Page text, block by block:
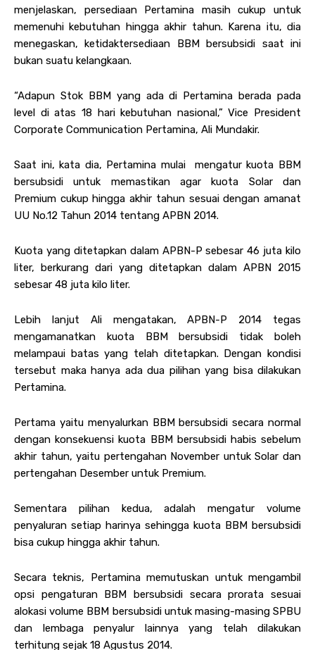
menjelaskan, persediaan Pertamina masih cukup untuk
memenuhi kebutuhan hingga akhir tahun. Karena itu, dia
menegaskan, ketidaktersediaan BBM bersubsidi saat ini
bukan suatu kelangkaan.
“Adapun Stok BBM yang ada di Pertamina berada pada
level di atas 18 hari kebutuhan nasional,” Vice President
Corporate Communication Pertamina, Ali Mundakir.
Saat ini, kata dia, Pertamina mulai mengatur kuota BBM
bersubsidi untuk memastikan agar kuota Solar dan
Premium cukup hingga akhir tahun sesuai dengan amanat
UU No.12 Tahun 2014 tentang APBN 2014.
Kuota yang ditetapkan dalam APBN-P sebesar 46 juta kilo
liter, berkurang dari yang ditetapkan dalam APBN 2015
sebesar 48 juta kilo liter.
Lebih lanjut Ali mengatakan, APBN-P 2014 tegas
mengamanatkan kuota BBM bersubsidi tidak boleh
melampaui batas yang telah ditetapkan. Dengan kondisi
tersebut maka hanya ada dua pilihan yang bisa dilakukan
Pertamina.
Pertama yaitu menyalurkan BBM bersubsidi secara normal
dengan konsekuensi kuota BBM bersubsidi habis sebelum
akhir tahun, yaitu pertengahan November untuk Solar dan
pertengahan Desember untuk Premium.
Sementara pilihan kedua, adalah mengatur volume
penyaluran setiap harinya sehingga kuota BBM bersubsidi
bisa cukup hingga akhir tahun.
Secara teknis, Pertamina memutuskan untuk mengambil
opsi pengaturan BBM bersubsidi secara prorata sesuai
alokasi volume BBM bersubsidi untuk masing-masing SPBU
dan lembaga penyalur lainnya yang telah dilakukan
terhitung sejak 18 Agustus 2014.